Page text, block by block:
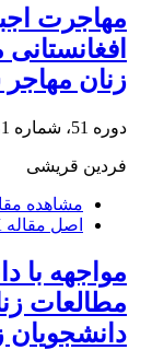
مهاجرت
زنان
دوره 51، شماره 1، بهار 1400، صفحه
فردین قریشی
مشاهده
اصل مقاله
مواجهه با
مطالعات
دانشجویان